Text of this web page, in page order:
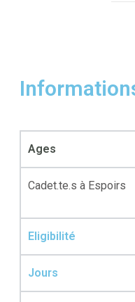
Ages
Cadet.te.s à Espoirs
Eligibilité
Jours